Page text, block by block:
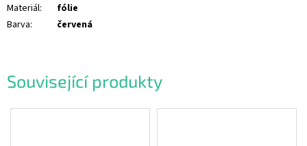
Související produkty
Materiál:
fólie
Barva: červená